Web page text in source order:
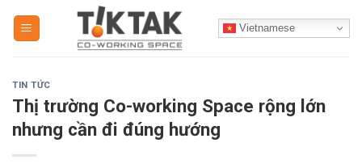
Vietnamese
TIN TỨC
Thị trường Co-working Space rộng lớn
nhưng cần đi đúng hướng